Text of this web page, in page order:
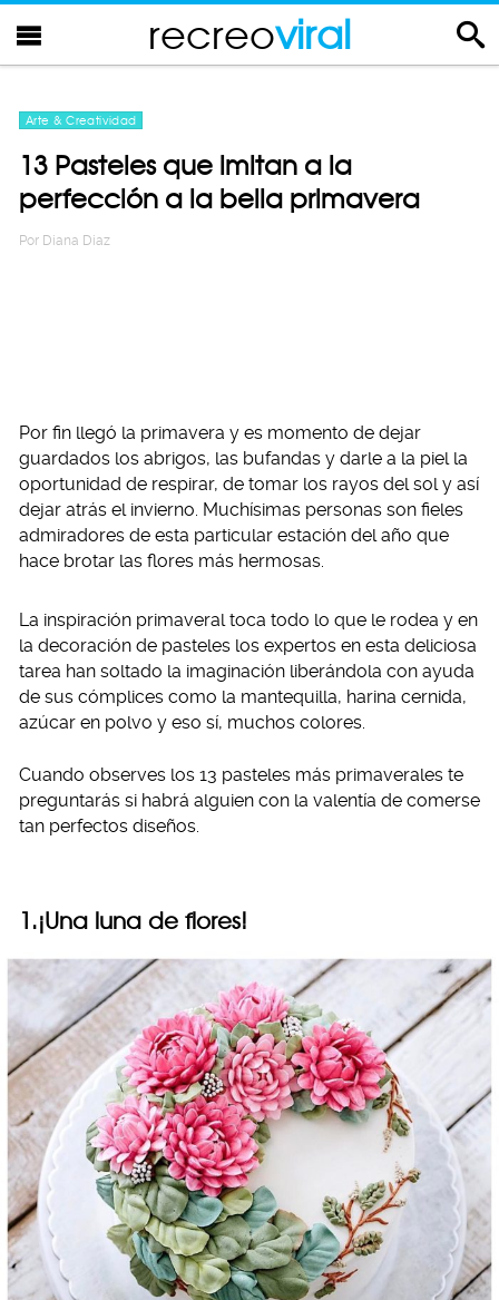
recreoviral
Arte & Creatividad
13 Pasteles que imitan a la
perfección a la bella primavera
Por Diana Diaz
Por fin llegó la primavera y es momento de dejar
guardados los abrigos, las bufandas y darle a la piel la
oportunidad de respirar, de tomar los rayos del sol y así
dejar atrás el invierno. Muchísimas personas son fieles
admiradores de esta particular estación del año que
hace brotar las flores más hermosas.
La inspiración primaveral toca todo lo que le rodea y en
la decoración de pasteles los expertos en esta deliciosa
tarea han soltado la imaginación liberándola con ayuda
de sus cómplices como la mantequilla, harina cernida,
azúcar en polvo y eso sí, muchos colores.
Cuando observes los 13 pasteles más primaverales te
preguntarás si habrá alguien con la valentía de comerse
tan perfectos diseños.
1.¡Una luna de flores!